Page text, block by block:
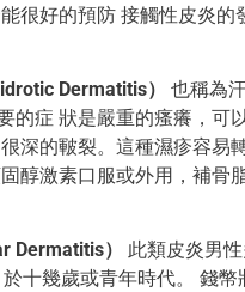
很好的預防 接觸性皮炎的
Dermatitis）
也稱為
的症 狀是嚴重的瘙癢，可
深的皸裂。這種濕疹容易
醇激素口服或外用，補骨
Dermatitis）
此類皮炎男
十幾歲或青年時代。 錢